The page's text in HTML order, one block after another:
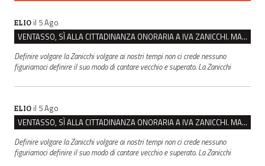
ELIO il 5 Ago
VENTASSO, SÌ ALLA CITTADINANZA ONORARIA A IVA ZANICCHI. MA BARGIACCHI: “È DI PESSIMO GUSTO”
Definire volgare la Zanicchi volgare ai nostri tempi non ci crede nessuno
figuriamoci definire il suo modo di cantare vecchio e superato. La Zanicchi
ELIO il 5 Ago
VENTASSO, SÌ ALLA CITTADINANZA ONORARIA A IVA ZANICCHI. MA BARGIACCHI: “È DI PESSIMO GUSTO”
Definire volgare la Zanicchi volgare ai nostri tempi non ci crede nessuno
figuriamoci definire il suo modo di cantare vecchio e superato. La Zanicchi